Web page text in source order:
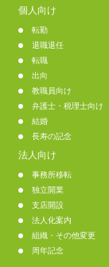
個人向け
転勤
退職退任
転職
出向
教職員向け
弁護士・税理士向け
結婚
長寿の記念
法人向け
事務所移転
独立開業
支店開設
法人化案内
組織・その他変更
周年記念